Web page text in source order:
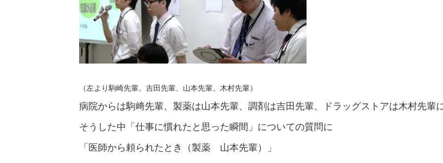
（左より駒崎先輩、吉田先輩、山本先輩、木村先輩）
病院からは駒﨑先輩、製薬は山本先輩、調剤は吉田先輩、ドラッグストアは木村先輩
そうした中「仕事に慣れたと思った瞬間」についての質問に
「医師から頼られたとき（製薬 山本先輩）」